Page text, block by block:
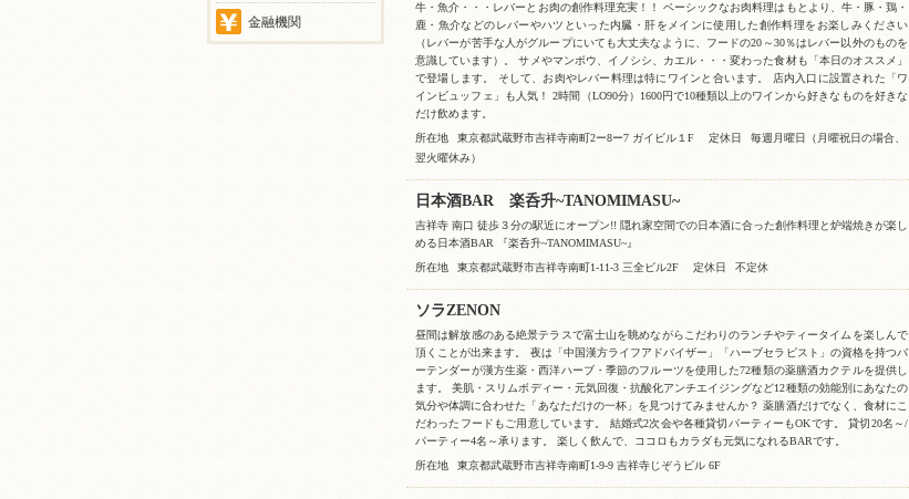
金融機関
牛・魚介・・・レバーとお肉の創作料理充実！！ ベーシックなお肉料理はもとより、牛・豚・鶏・
鹿・魚介などのレバーやハツといった内臓・肝をメインに使用した創作料理をお楽しみください
（レバーが苦手な人がグループにいても大丈夫なように、フードの20～30％はレバー以外のものを
意識しています）。 サメやマンボウ、イノシシ、カエル・・・変わった食材も「本日のオススメ」
で登場します。 そして、お肉やレバー料理は特にワインと合います。 店内入口に設置された「ワ
インビュッフェ」も人気！ 2時間（LO90分）1600円で10種類以上のワインから好きなものを好きな
だけ飲めます。
所在地
東京都武蔵野市吉祥寺南町2ー8ー7 ガイビル１F 定休日
毎週月曜日（月曜祝日の場合、
翌火曜休み）
日本酒BAR 楽呑升~TANOMIMASU~
吉祥寺 南口 徒歩３分の駅近にオープン!! 隠れ家空間での日本酒に合った創作料理と炉端焼きが楽し
める日本酒BAR 『楽呑升~TANOMIMASU~』
所在地
東京都武蔵野市吉祥寺南町1-11-3 三全ビル2F 定休日 不定休
ソラZENON
昼間は解放感のある絶景テラスで富士山を眺めながらこだわりのランチやティータイムを楽しんで
頂くことが出来ます。 夜は「中国漢方ライフアドバイザー」「ハーブセラピスト」の資格を持つバ
ーテンダーが漢方生薬・西洋ハーブ・季節のフルーツを使用した72種類の薬膳酒カクテルを提供し
ます。 美肌・スリムボディー・元気回復・抗酸化アンチエイジングなど12種類の効能別にあなたの
気分や体調に合わせた「あなただけの一杯」を見つけてみませんか？ 薬膳酒だけでなく、食材にこ
だわったフードもご用意しています。 結婚式2次会や各種貸切パーティーもOKです。 貸切20名～/
パーティー4名～承ります。 楽しく飲んで、ココロもカラダも元気になれるBARです。
所在地
東京都武蔵野市吉祥寺南町1-9-9 吉祥寺じぞうビル 6F